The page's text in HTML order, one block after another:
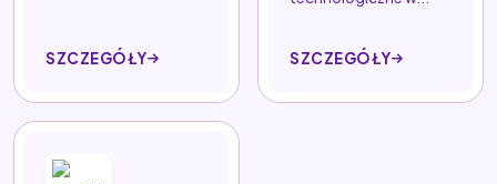
SZCZEGÓŁY SZCZEGÓŁY